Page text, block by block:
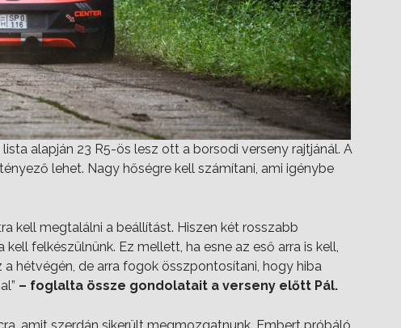
alapján 23 R5-ös lesz ott a borsodi verseny rajtjánál. A
lehet. Nagy hőségre kell számítani, ami igénybe
kell megtalálni a beállítást. Hiszen két rosszabb
felkészülnünk. Ez mellett, ha esne az eső arra is kell,
hétvégén, de arra fogok összpontosítani, hogy hiba
– foglalta össze gondolatait a verseny előtt Pál.